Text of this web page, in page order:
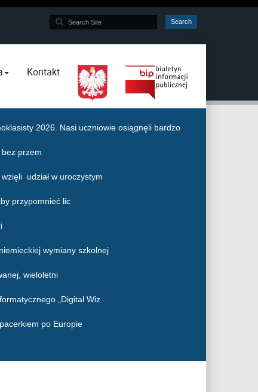
Search
Search
Kontakt
2026. Nasi uczniowie osiągnęli bardzo
przem
udział w uroczystym
przypomnieć lic
wymiany szkolnej
wieloletni
„Digital Wiz
po Europie